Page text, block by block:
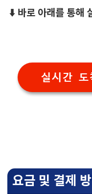
⬇️ 바로 아래를 통해
실시간 도
요금 및 결제